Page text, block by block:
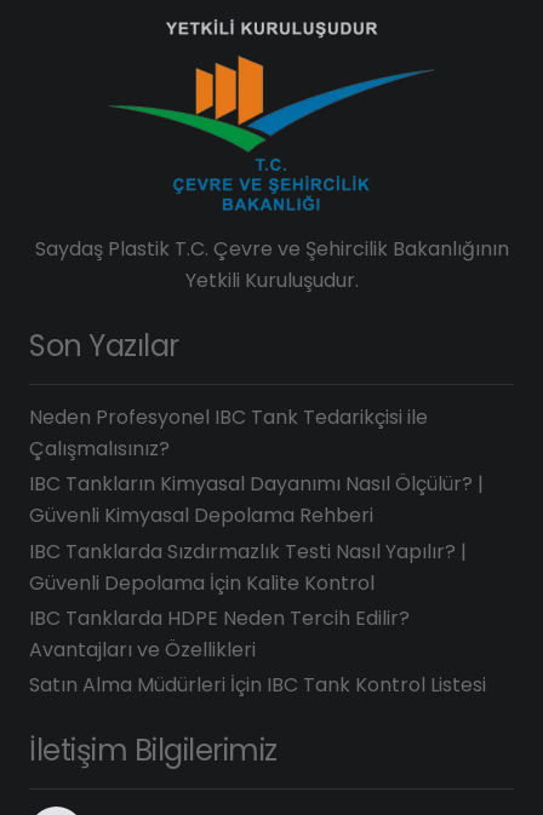
Saydaş Plastik T.C. Çevre ve Şehircilik Bakanlığının
Yetkili Kuruluşudur.
Son Yazılar
Neden Profesyonel IBC Tank Tedarikçisi ile
Çalışmalısınız?
IBC Tankların Kimyasal Dayanımı Nasıl Ölçülür? |
Güvenli Kimyasal Depolama Rehberi
IBC Tanklarda Sızdırmazlık Testi Nasıl Yapılır? |
Güvenli Depolama İçin Kalite Kontrol
IBC Tanklarda HDPE Neden Tercih Edilir?
Avantajları ve Özellikleri
Satın Alma Müdürleri İçin IBC Tank Kontrol Listesi
İletişim Bilgilerimiz